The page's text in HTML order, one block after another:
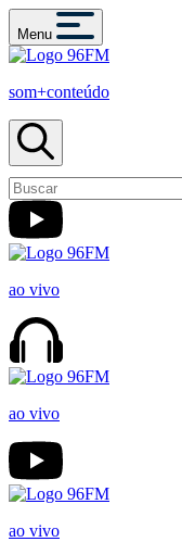
Menu
som+conteúdo
ao vivo
ao vivo
ao vivo